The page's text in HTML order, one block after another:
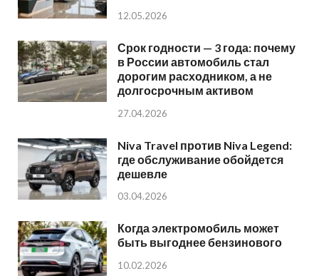
12.05.2026
Срок годности — 3 года: почему
в России автомобиль стал
дорогим расходником, а не
долгосрочным активом
27.04.2026
Niva Travel против Niva Legend:
где обслуживание обойдется
дешевле
03.04.2026
Когда электромобиль может
быть выгоднее бензинового
10.02.2026